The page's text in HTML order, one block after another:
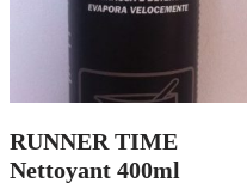
RUNNER TIME
Nettoyant 400ml